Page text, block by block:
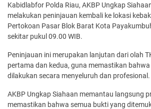
Kabidlabfor Polda Riau, AKBP Ungkap
melakukan peninjauan kembali ke lokasi
Pertokoan Pasar Blok Barat Kota
sekitar pukul 09.00 WIB.
Peninjauan ini merupakan lanjutan dari olah
pertama dan kedua, guna memastikan
dilakukan secara menyeluruh dan profesional.
AKBP Ungkap Siahaan memantau langsung
memastikan bahwa semua bukti yang